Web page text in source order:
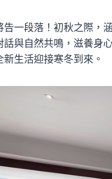
告一段落！初秋之際，
話與自然共鳴，滋養身
新生活迎接寒冬到來。